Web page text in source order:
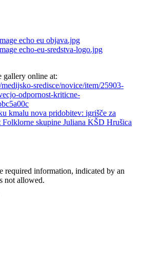
gallery online at:
sredisce/novice/item/25903-
odpornost-kriticne-
kmalu nova pridobitev: igrišče za
skupine Juliana KŠD Hrušica
required information, indicated by an
not allowed.